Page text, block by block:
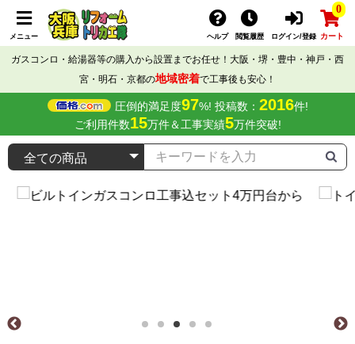
メニュー ヘルプ 閲覧履歴 ログイン/登録
0
カート
ガスコンロ・給湯器等の購入から設置までお任せ！大阪・堺・豊中・神戸・西
宮・明石・京都の地域密着で工事後も安心！
圧倒的満足度97%! 投稿数： 2016件!
ご利用件数15万件＆工事実績5万件突破!